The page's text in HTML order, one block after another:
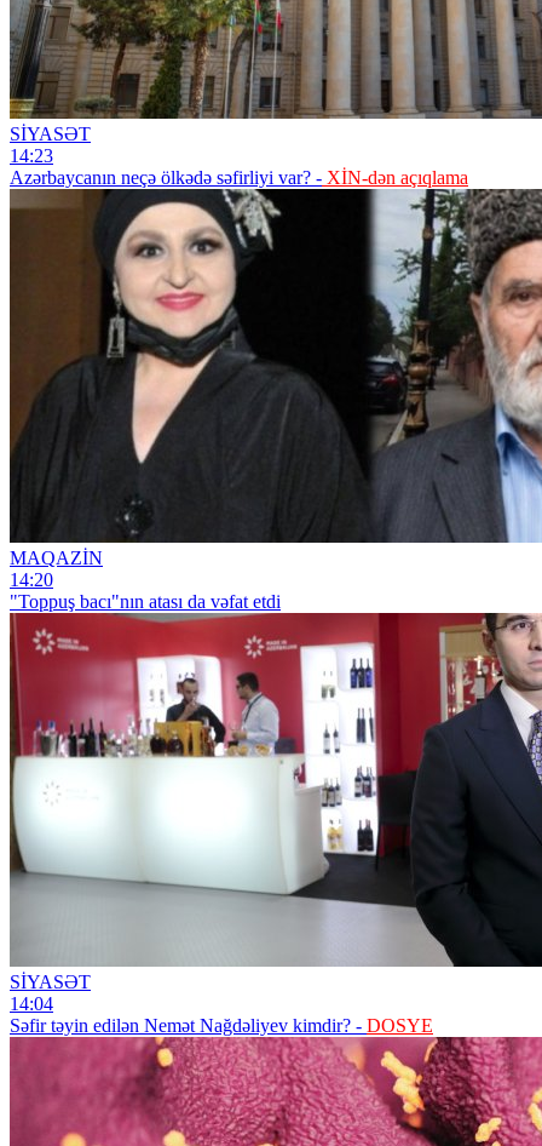
SİYASƏT
14:23
Azərbaycanın neçə ölkədə səfirliyi var? - XİN-dən açıqlama
MAQAZİN
14:20
"Toppuş bacı"nın atası da vəfat etdi
SİYASƏT
14:04
Səfir təyin edilən Nemət Nağdəliyev kimdir? - DOSYE